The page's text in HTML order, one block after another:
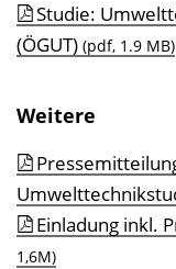
Studie:
(ÖGUT) (pdf, 1.9 MB)
Weitere
Einladung inkl.
1,6M)